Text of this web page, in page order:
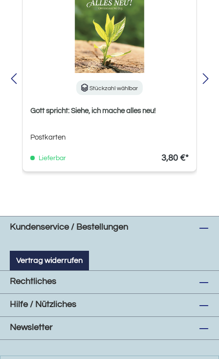
Stückzahl wählbar
Gott spricht: Siehe, ich mache alles neu!
Postkarten
Lieferbar 3,80 €*
Kundenservice / Bestellungen
Vertrag widerrufen
Rechtliches
Hilfe / Nützliches
Newsletter